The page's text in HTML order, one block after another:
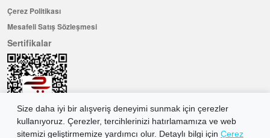
Size daha iyi bir alışveriş deneyimi sunmak için çerezler
kullanıyoruz. Çerezler, tercihlerinizi hatırlamamıza ve web
sitemizi geliştirmemize yardımcı olur. Detaylı bilgi için Çerez
Çerez Politikası
Mesafeli Satış Sözleşmesi
Sertifikalar